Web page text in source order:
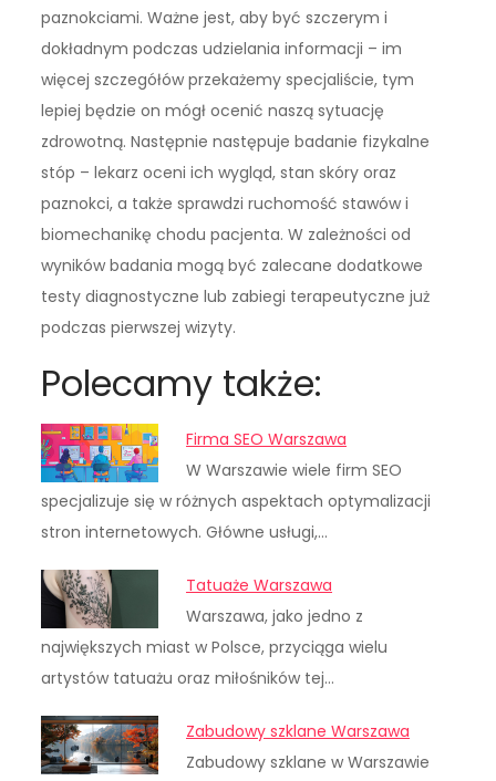
paznokciami. Ważne jest, aby być szczerym i
dokładnym podczas udzielania informacji – im
więcej szczegółów przekażemy specjaliście, tym
lepiej będzie on mógł ocenić naszą sytuację
zdrowotną. Następnie następuje badanie fizykalne
stóp – lekarz oceni ich wygląd, stan skóry oraz
paznokci, a także sprawdzi ruchomość stawów i
biomechanikę chodu pacjenta. W zależności od
wyników badania mogą być zalecane dodatkowe
testy diagnostyczne lub zabiegi terapeutyczne już
podczas pierwszej wizyty.
Polecamy także:
Firma SEO Warszawa
W Warszawie wiele firm SEO
specjalizuje się w różnych aspektach optymalizacji
stron internetowych. Główne usługi,…
Tatuaże Warszawa
Warszawa, jako jedno z
największych miast w Polsce, przyciąga wielu
artystów tatuażu oraz miłośników tej…
Zabudowy szklane Warszawa
Zabudowy szklane w Warszawie